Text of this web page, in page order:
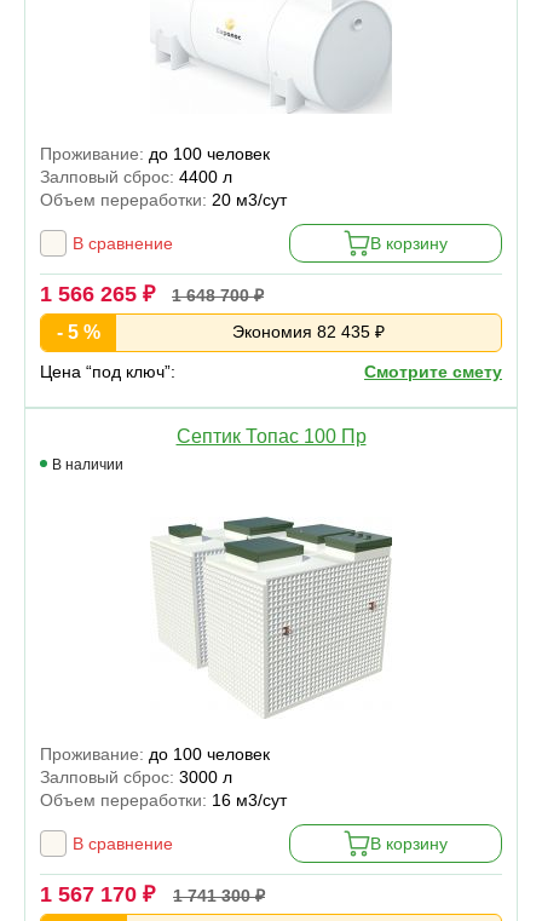
Проживание: до 100 человек
Залповый сброс: 4400 л
Объем переработки: 20 м3/сут
В сравнение В корзину
1 566 265 ₽ 1 648 700 ₽
- 5 % Экономия 82 435 ₽
Цена “под ключ”: Смотрите смету
Септик Топас 100 Пр
В наличии
Проживание: до 100 человек
Залповый сброс: 3000 л
Объем переработки: 16 м3/сут
В сравнение В корзину
1 567 170 ₽ 1 741 300 ₽